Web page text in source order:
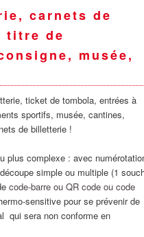
carnets de
titre de
musée,
ticket de tombola, entrées à
sportifs, musée, cantines,
de billetterie !
plus complexe : avec
simple ou multiple (1
code-barre ou QR code ou code
sensitive pour se prévenir de
qui sera non conforme en